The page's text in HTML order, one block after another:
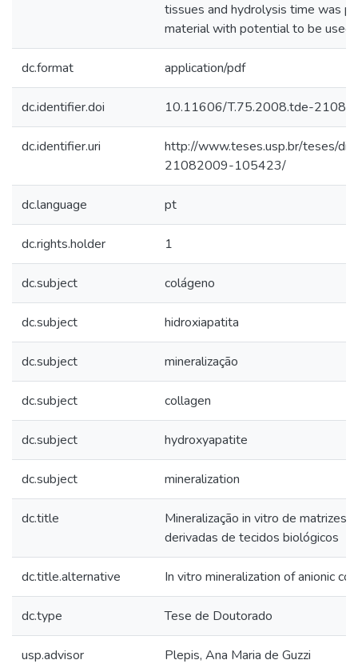
tissues and hydrolysis time was
material with potential to be used
dc.format application/pdf
dc.identifier.doi 10.11606/T.75.2008.tde-
dc.identifier.uri
http://www.teses.usp.br/teses/
21082009-105423/
dc.language pt
dc.rights.holder 1
dc.subject colágeno
dc.subject hidroxiapatita
dc.subject mineralização
dc.subject collagen
dc.subject hydroxyapatite
dc.subject mineralization
dc.title
Mineralização in vitro de matrizes
derivadas de tecidos biológicos
dc.title.alternative In vitro mineralization of anionic
dc.type Tese de Doutorado
usp.advisor Plepis, Ana Maria de Guzzi